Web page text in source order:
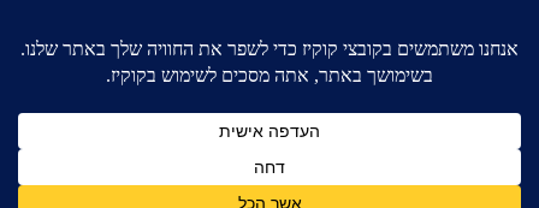
האם מסוכן להתייעץ מאוחר מדי עם עורך